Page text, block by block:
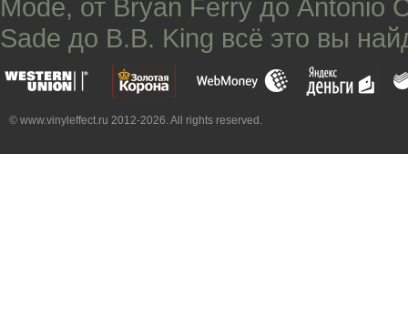
Mode, от Bryan Ferry до Antonio
Sade до B.B. King всё это вы
© www.vinyleffect.ru 2012-2026. All rights reserved.